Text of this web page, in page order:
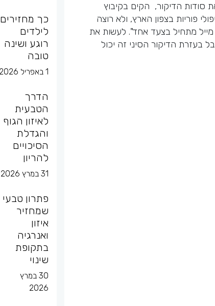
סודות הדיקור, הקים בקיבוץ
פוריות בצפון הארץ, ולא רוצה
מתחיל בצעד אחד". לעשות את
בעזרת הדיקור הסיני זה יכול
כך מחזירים
לילדים
רוגע ושינה
טובה
1 באפריל 2026
הדרך
הטבעית
לאיזון הגוף
והגדלת
הסיכויים
להריון
31 במרץ 2026
פתרון טבעי
שמחזיר
איזון
ואנרגיה
בתקופת
שינוי
30 במרץ
2026